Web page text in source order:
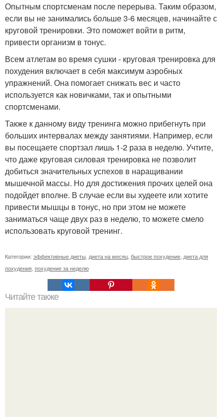
Опытным спортсменам после перерыва. Таким образом,
если вы не занимались больше 3-6 месяцев, начинайте с
круговой тренировки. Это поможет войти в ритм,
привести организм в тонус.
Всем атлетам во время сушки - круговая тренировка для
похудения включает в себя максимум аэробных
упражнений. Она помогает снижать вес и часто
используется как новичками, так и опытными
спортсменами.
Также к данному виду тренинга можно прибегнуть при
больших интервалах между занятиями. Например, если
вы посещаете спортзал лишь 1-2 раза в неделю. Учтите,
что даже круговая силовая тренировка не позволит
добиться значительных успехов в наращивании
мышечной массы. Но для достижения прочих целей она
подойдет вполне. В случае если вы худеете или хотите
привести мышцы в тонус, но при этом не можете
заниматься чаще двух раз в неделю, то можете смело
использовать круговой тренинг.
Категории: эффективные диеты диета на месяц быстрое похудение диета для
похудения похудение за неделю
Читайте также